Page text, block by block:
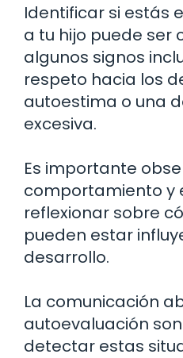
Identificar si estás
a tu hijo puede ser
algunos signos
respeto hacia los
autoestima o una
excesiva.
Es importante
comportamiento y
reflexionar sobre
pueden estar
desarrollo.
La comunicación
autoevaluación
detectar estas